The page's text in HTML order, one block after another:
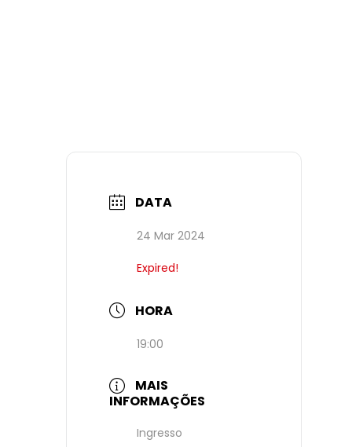
DATA
24 Mar 2024
Expired!
HORA
19:00
MAIS
INFORMAÇÕES
Ingresso